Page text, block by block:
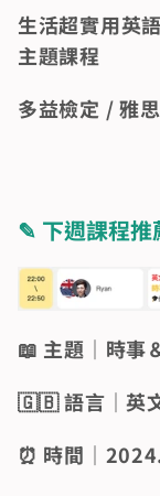
生活超實用英
主題課程
多益檢定 / 雅
✎ 下週課程推
📖 主題｜時事
🇬🇧 語言｜英
⏰ 時間｜